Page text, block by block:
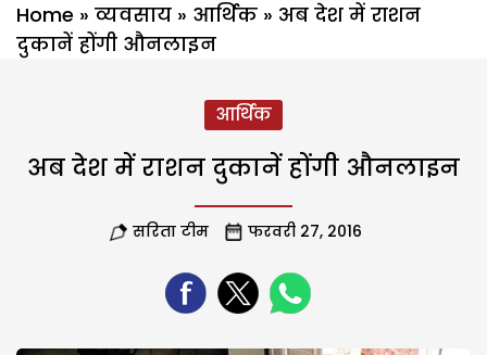
Home » व्यवसाय » आर्थिक » अब देश में राशन
दुकानें होंगी औनलाइन
आर्थिक
अब देश में राशन दुकानें होंगी औनलाइन
सरिता टीम फरवरी 27, 2016